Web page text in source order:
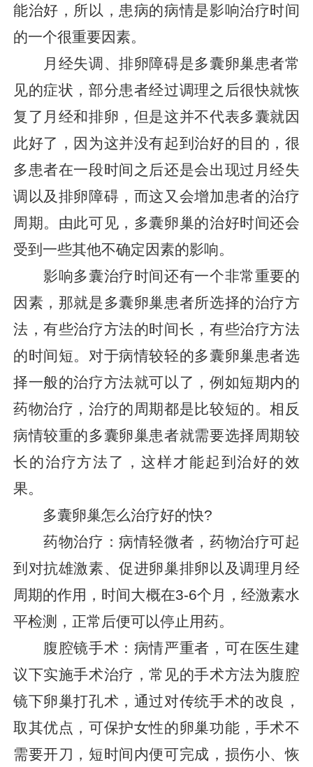
能治好，所以，患病的病情是影响治疗时间
的一个很重要因素。
月经失调、排卵障碍是多囊卵巢患者常
见的症状，部分患者经过调理之后很快就恢
复了月经和排卵，但是这并不代表多囊就因
此好了，因为这并没有起到治好的目的，很
多患者在一段时间之后还是会出现过月经失
调以及排卵障碍，而这又会增加患者的治疗
周期。由此可见，多囊卵巢的治好时间还会
受到一些其他不确定因素的影响。
影响多囊治疗时间还有一个非常重要的
因素，那就是多囊卵巢患者所选择的治疗方
法，有些治疗方法的时间长，有些治疗方法
的时间短。对于病情较轻的多囊卵巢患者选
择一般的治疗方法就可以了，例如短期内的
药物治疗，治疗的周期都是比较短的。相反
病情较重的多囊卵巢患者就需要选择周期较
长的治疗方法了，这样才能起到治好的效
果。
多囊卵巢怎么治疗好的快?
药物治疗：病情轻微者，药物治疗可起
到对抗雄激素、促进卵巢排卵以及调理月经
周期的作用，时间大概在3-6个月，经激素水
平检测，正常后便可以停止用药。
腹腔镜手术：病情严重者，可在医生建
议下实施手术治疗，常见的手术方法为腹腔
镜下卵巢打孔术，通过对传统手术的改良，
取其优点，可保护女性的卵巢功能，手术不
需要开刀，短时间内便可完成，损伤小、恢